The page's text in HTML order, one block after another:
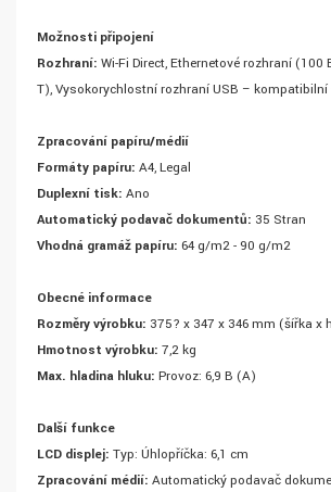
Možnosti připojení
Rozhraní: Wi-Fi Direct, Ethernetové rozhraní (100
T), Vysokorychlostní rozhraní USB – kompatibilní
Zpracování papíru/médií
Formáty papíru: A4, Legal
Duplexní tisk: Ano
Automatický podavač dokumentů: 35 Stran
Vhodná gramáž papíru: 64 g/m2 - 90 g/m2
Obecné informace
Rozměry výrobku: 375? x 347 x 346 mm (šířka x
Hmotnost výrobku: 7,2 kg
Max. hladina hluku: Provoz: 6,9 B (A)
Další funkce
LCD displej: Typ: Úhlopříčka: 6,1 cm
Zpracování médií: Automatický podavač